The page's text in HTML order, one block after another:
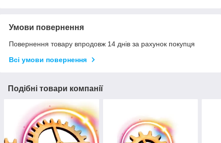
Умови повернення
Повернення товару впродовж 14 днів за рахунок покупця
Всі умови повернення
Подібні товари компанії